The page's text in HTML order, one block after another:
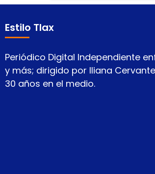
Estilo Tlax
Periódico Digital Independiente
y más; dirigido por Iliana
30 años en el medio.